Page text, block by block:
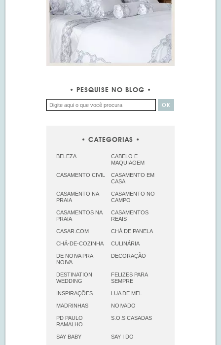
PESQUISE NO BLOG
CATEGORIAS
BELEZA
CABELO E
MAQUIAGEM
CASAMENTO CIVIL
CASAMENTO EM
CASA
CASAMENTO NA
PRAIA
CASAMENTO NO
CAMPO
CASAMENTOS NA
PRAIA
CASAMENTOS
REAIS
CASAR.COM CHÁ DE PANELA
CHÁ-DE-COZINHA CULINÁRIA
DE NOIVA PRA
NOIVA
DECORAÇÃO
DESTINATION
WEDDING
FELIZES PARA
SEMPRE
INSPIRAÇÕES LUA DE MEL
MADRINHAS NOIVADO
PD PAULO
RAMALHO
S.O.S CASADAS
SAY BABY SAY I DO